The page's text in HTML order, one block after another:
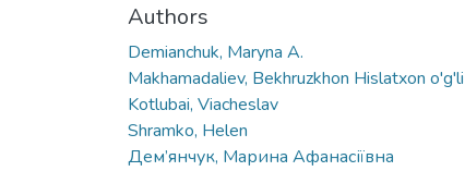
Authors
Demianchuk, Maryna A.
Makhamadaliev, Bekhruzkhon Hislatxon o'g'li
Kotlubai, Viacheslav
Shramko, Helen
Дем’янчук, Марина Афанасіївна